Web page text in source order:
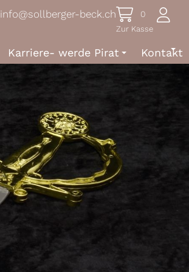
info@sollberger-beck.ch 0
Zur Kasse
Karriere- werde Pirat Kontakt